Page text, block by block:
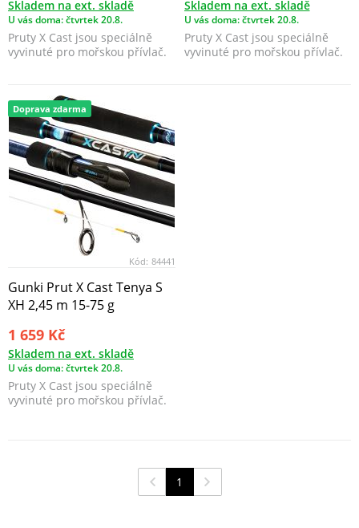
Skladem na ext. skladě
U vás doma: čtvrtek 20.8.
Pruty X Cast jsou speciálně
vyvinuté pro mořskou přívlač.
Skladem na ext. skladě
U vás doma: čtvrtek 20.8.
Pruty X Cast jsou speciálně
vyvinuté pro mořskou přívlač.
Doprava zdarma
Kód: 84441
Gunki Prut X Cast Tenya S
XH 2,45 m 15-75 g
1 659 Kč
Skladem na ext. skladě
U vás doma: čtvrtek 20.8.
Pruty X Cast jsou speciálně
vyvinuté pro mořskou přívlač.
1